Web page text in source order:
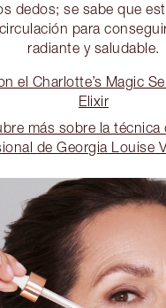
dedos; se sabe que
para
radiante y saludable.
el Charlotte’s Magic
Elixir
más sobre la técnica
de Georgia Louise